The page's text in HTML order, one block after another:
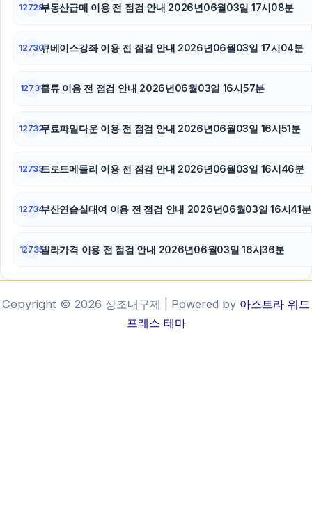
12729부동산급매 이용 전 점검 안내 2026년06월03일 17시08분
12730큐베이스강좌 이용 전 점검 안내 2026년06월03일 17시04분
12731클튜 이용 전 점검 안내 2026년06월03일 16시57분
12732무료파일다운 이용 전 점검 안내 2026년06월03일 16시51분
12733트로트메들리 이용 전 점검 안내 2026년06월03일 16시46분
12734부산연습실대여 이용 전 점검 안내 2026년06월03일 16시41분
12735빌라가격 이용 전 점검 안내 2026년06월03일 16시36분
Copyright © 2026 상조내구제 | Powered by 아스트라 워드
프레스 테마